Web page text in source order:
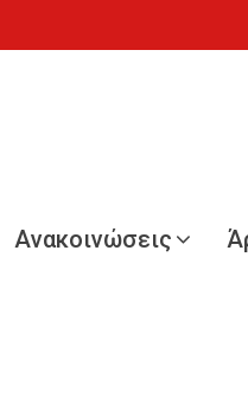
Ανακοινώσεις